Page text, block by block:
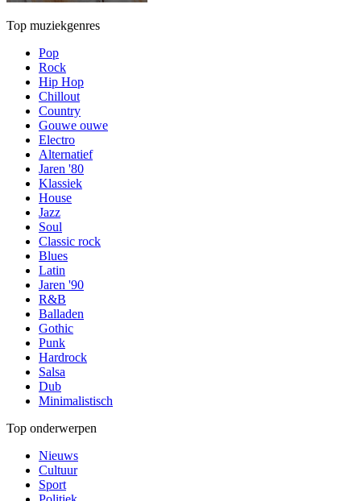
Top muziekgenres
Pop
Rock
Hip Hop
Chillout
Country
Gouwe ouwe
Electro
Alternatief
Jaren '80
Klassiek
House
Jazz
Soul
Classic rock
Blues
Latin
Jaren '90
R&B
Balladen
Gothic
Punk
Hardrock
Salsa
Dub
Minimalistisch
Top onderwerpen
Nieuws
Cultuur
Sport